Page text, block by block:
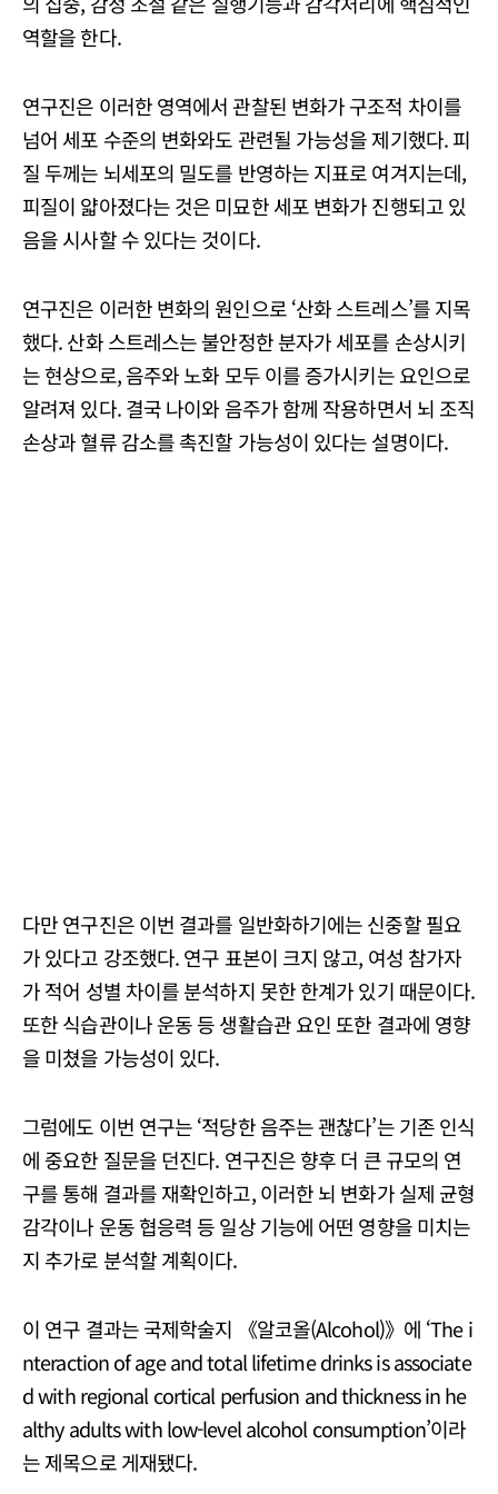
역할을 한다.
연구진은 이러한 영역에서 관찰된 변화가 구조적 차이를
넘어 세포 수준의 변화와도 관련될 가능성을 제기했다. 피
질 두께는 뇌세포의 밀도를 반영하는 지표로 여겨지는데,
피질이 얇아졌다는 것은 미묘한 세포 변화가 진행되고 있
음을 시사할 수 있다는 것이다.
연구진은 이러한 변화의 원인으로 ‘산화 스트레스’를 지목
했다. 산화 스트레스는 불안정한 분자가 세포를 손상시키
는 현상으로, 음주와 노화 모두 이를 증가시키는 요인으로
알려져 있다. 결국 나이와 음주가 함께 작용하면서 뇌 조직
손상과 혈류 감소를 촉진할 가능성이 있다는 설명이다.
다만 연구진은 이번 결과를 일반화하기에는 신중할 필요
가 있다고 강조했다. 연구 표본이 크지 않고, 여성 참가자
가 적어 성별 차이를 분석하지 못한 한계가 있기 때문이다.
또한 식습관이나 운동 등 생활습관 요인 또한 결과에 영향
을 미쳤을 가능성이 있다.
그럼에도 이번 연구는 ‘적당한 음주는 괜찮다’는 기존 인식
에 중요한 질문을 던진다. 연구진은 향후 더 큰 규모의 연
구를 통해 결과를 재확인하고, 이러한 뇌 변화가 실제 균형
감각이나 운동 협응력 등 일상 기능에 어떤 영향을 미치는
지 추가로 분석할 계획이다.
이 연구 결과는 국제학술지 《알코올(Alcohol)》에 ‘The i
nteraction of age and total lifetime drinks is associate
d with regional cortical perfusion and thickness in he
althy adults with low-level alcohol consumption’이라
는 제목으로 게재됐다.